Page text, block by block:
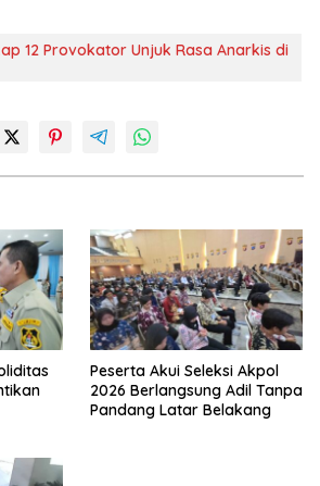
12 Provokator Unjuk Rasa Anarkis di
Peserta Akui Seleksi Akpol
2026 Berlangsung Adil Tanpa
Pandang Latar Belakang